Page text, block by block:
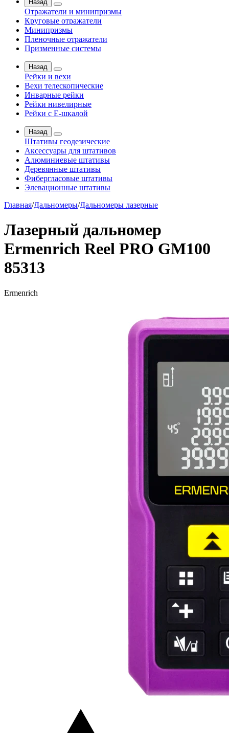
Назад
Отражатели и минипризмы
Круговые отражатели
Минипризмы
Пленочные отражатели
Призменные системы
Назад
Рейки и вехи
Вехи телескопические
Инварные рейки
Рейки нивелирные
Рейки с Е-шкалой
Назад
Штативы геодезические
Аксессуары для штативов
Алюминиевые штативы
Деревянные штативы
Фибергласовые штативы
Элевационные штативы
Главная/Дальномеры/Дальномеры лазерные
Лазерный дальномер
Ermenrich Reel PRO GM100
85313
Ermenrich